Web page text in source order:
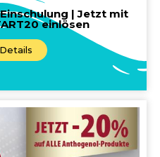
| Jetzt mit
einlösen